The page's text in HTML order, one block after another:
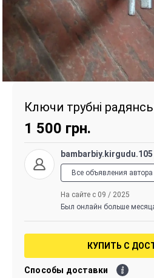
Ключи трубні
1 500 грн.
bambarbiy.kirgudu.105
Все объявления автора
На сайте с 09 / 2025
Был онлайн больше
КУПИТЬ С
Способы доставки